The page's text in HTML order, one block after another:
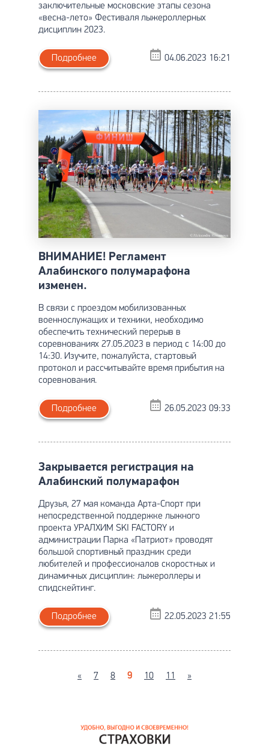
заключительные московские этапы сезона
«весна-лето» Фестиваля лыжероллерных
дисциплин 2023.
Подробнее 04.06.2023 16:21
ВНИМАНИЕ! Регламент
Алабинского полумарафона
изменен.
В связи с проездом мобилизованных
военнослужащих и техники, необходимо
обеспечить технический перерыв в
соревнованиях 27.05.2023 в период с 14:00 до
14:30. Изучите, пожалуйста, стартовый
протокол и рассчитывайте время прибытия на
соревнования.
Подробнее 26.05.2023 09:33
Закрывается регистрация на
Алабинский полумарафон
Друзья, 27 мая команда Арта-Спорт при
непосредственной поддержке лыжного
проекта УРАЛХИМ SKI FACTORY и
администрации Парка «Патриот» проводят
большой спортивный праздник среди
любителей и профессионалов скоростных и
динамичных дисциплин: лыжероллеры и
спидскейтинг.
Подробнее 22.05.2023 21:55
« 7 8 9 10 11 »